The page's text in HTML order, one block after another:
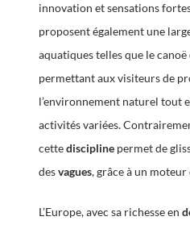
innovation et sensations
proposent également une
aquatiques telles que le
permettant aux visiteurs de
l’environnement naturel tout
activités variées.
cettediscipline permet de
desvagues, grâce à un
L’Europe, avec sa richesse en